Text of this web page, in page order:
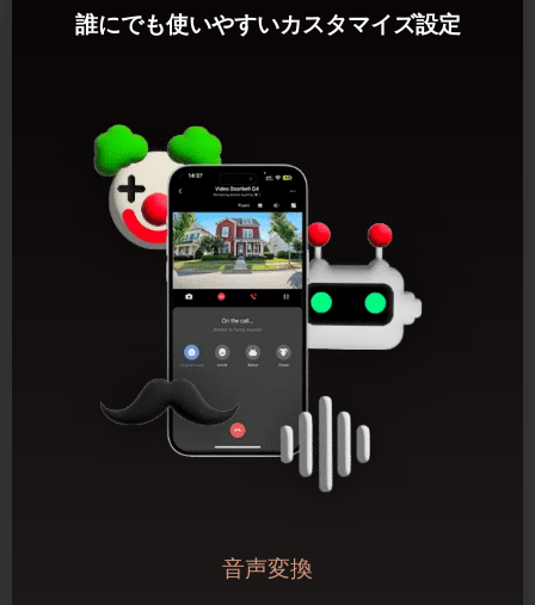
誰にでも使いやすいカスタマイズ設定
音声変換